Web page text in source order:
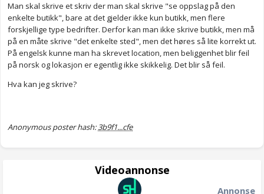
Man skal skrive et skriv der man skal skrive "se oppslag på den
enkelte butikk", bare at det gjelder ikke kun butikk, men flere
forskjellige type bedrifter. Derfor kan man ikke skrive butikk, men må
på en måte skrive "det enkelte sted", men det høres så lite korrekt ut.
På engelsk kunne man ha skrevet location, men beliggenhet blir feil
på norsk og lokasjon er egentlig ikke skikkelig. Det blir så feil.
Hva kan jeg skrive?
Anonymous poster hash:3b9f1...cfe
Videoannonse
Annonse